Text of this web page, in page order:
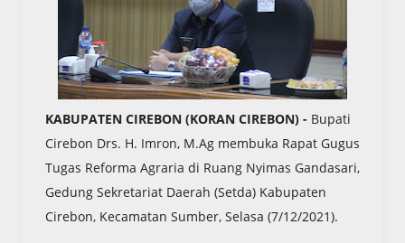
KABUPATEN CIREBON (KORAN CIREBON) - Bupati
Cirebon Drs. H. Imron, M.Ag membuka Rapat Gugus
Tugas Reforma Agraria di Ruang Nyimas Gandasari,
Gedung Sekretariat Daerah (Setda) Kabupaten
Cirebon, Kecamatan Sumber, Selasa (7/12/2021).